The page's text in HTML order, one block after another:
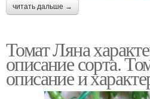
читать дальше →
Томат Ляна
описание сорта.
описание и